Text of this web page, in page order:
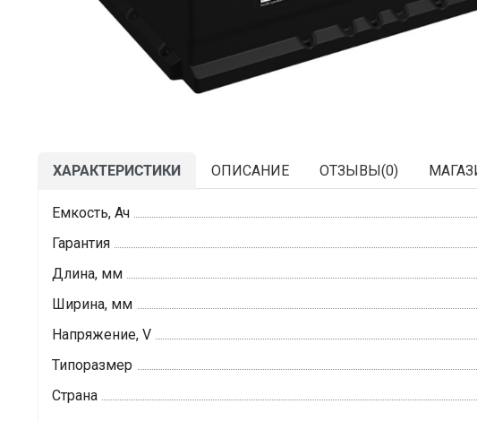
ХАРАКТЕРИСТИКИ ОПИСАНИЕ ОТЗЫВЫ(0)
Емкость, Ач
Гарантия
Длина, мм
Ширина, мм
Напряжение, V
Типоразмер
Страна